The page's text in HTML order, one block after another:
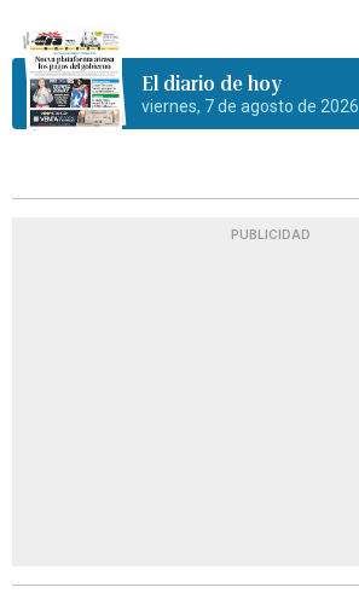
El diario de hoy
viernes, 7 de agosto de 2026
PUBLICIDAD